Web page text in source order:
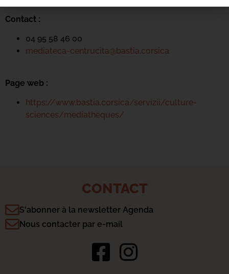
Contact :
04 95 58 46 00
mediateca-centrucita@bastia.corsica
Page web :
https://www.bastia.corsica/servizii/culture-
sciences/mediatheques/
CONTACT
S'abonner à la newsletter Agenda
Nous contacter par e-mail